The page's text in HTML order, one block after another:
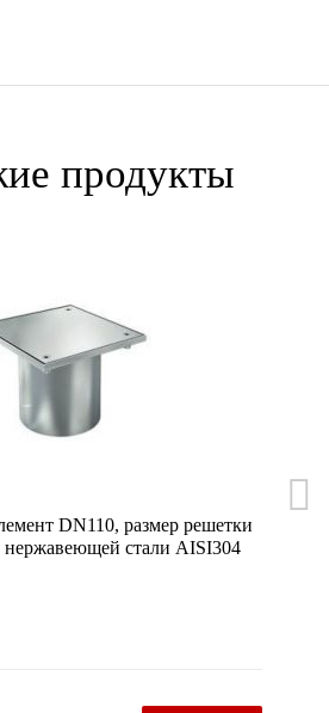
продукты
DN110, размер решетки
нержавеющей стали AISI304